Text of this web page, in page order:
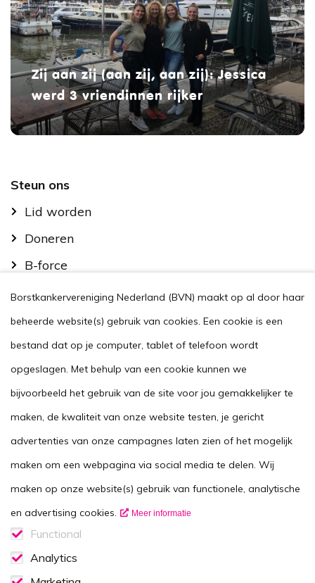
Zij aan zij (aan zij, aan zij): Jessica
werd 3 vriendinnen rijker
Footer
Steun ons
Lid worden
Doneren
B-force
Kom in actie
Handig
Stel je vraag
Agenda
Voor zorgverleners
This website in another language
Contactgegevens
Vacatures
Disclaimer
Borstkankervereniging Nederland (BVN) maakt op al door haar
beheerde website(s) gebruik van cookies. Een cookie is een
bestand dat op je computer, tablet of telefoon wordt
opgeslagen. Met behulp van een cookie kunnen we
bijvoorbeeld het gebruik van de site voor jou gemakkelijker te
maken, de kwaliteit van onze website testen, je gericht
advertenties van onze campagnes laten zien of het mogelijk
maken om een webpagina via social media te delen. Wij
maken op onze website(s) gebruik van functionele, analytische
en advertising cookies.
Meer informatie
Functional
Functionele cookies
Analytics